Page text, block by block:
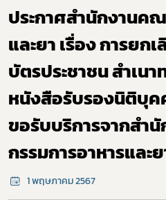
ประกาศสำนักงานค
และยา เรื่อง การยก
บัตรประชาชน สำเนา
หนังสือรับรองนิติบุ
ขอรับบริการจากสำ
กรรมการอาหารและ
1 พฤษภาคม 2567